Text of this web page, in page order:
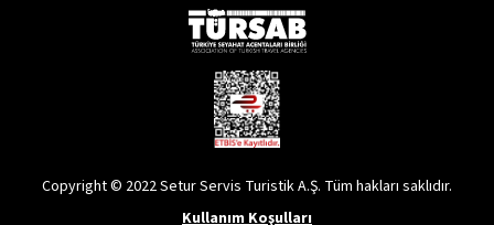
Copyright © 2022 Setur Servis Turistik A.Ş. Tüm hakları saklıdır.
Kullanım Koşulları